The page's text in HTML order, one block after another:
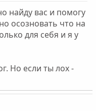
найду вас и помогу
осозновать что на
для себя и я у
Но если ты лох -